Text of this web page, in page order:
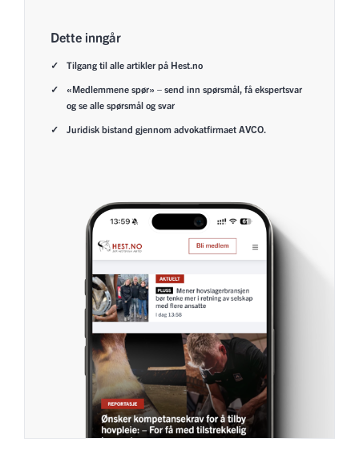
Dette inngår
Tilgang til alle artikler på Hest.no
«Medlemmene spør» – send inn spørsmål, få ekspertsvar
og se alle spørsmål og svar
Juridisk bistand gjennom advokatfirmaet AVCO.